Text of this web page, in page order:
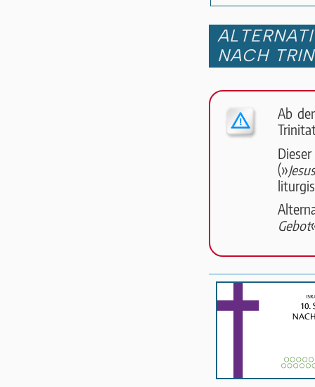
NACH
Ab
(»
Gebot